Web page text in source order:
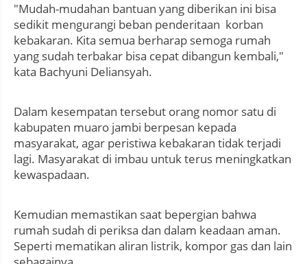
"Mudah-mudahan bantuan yang diberikan ini bisa
sedikit mengurangi beban penderitaan korban
kebakaran. Kita semua berharap semoga rumah
yang sudah terbakar bisa cepat dibangun kembali,"
kata Bachyuni Deliansyah.
Dalam kesempatan tersebut orang nomor satu di
kabupaten muaro jambi berpesan kepada
masyarakat, agar peristiwa kebakaran tidak terjadi
lagi. Masyarakat di imbau untuk terus meningkatkan
kewaspadaan.
Kemudian memastikan saat bepergian bahwa
rumah sudah di periksa dan dalam keadaan aman.
Seperti mematikan aliran listrik, kompor gas dan lain